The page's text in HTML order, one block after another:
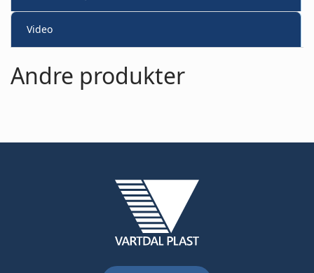
Video
Andre produkter